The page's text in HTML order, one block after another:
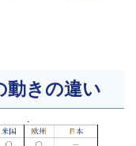
動きの違い